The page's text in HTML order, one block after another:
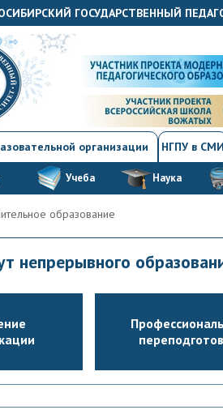
ГОСУДАРСТВЕННЫЙ
организации НГПУ в СМИ
Учеба Наука
образование
непрерывного